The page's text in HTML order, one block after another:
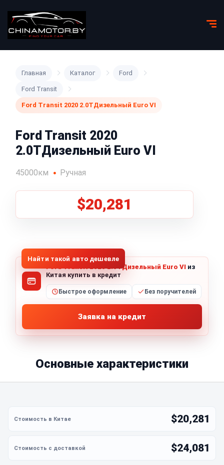
Главная Каталог Ford
Ford Transit
Ford Transit 2020 2.0TДизельный Euro VI
Ford Transit 2020
2.0TДизельный Euro VI
45000км Ручная
$20,281
Найти такой авто дешевле
Ford Transit 2020 2.0TДизельный Euro VI из
Китая купить в кредит
Быстрое оформление Без поручителей
Заявка на кредит
Основные характеристики
$20,281
$24,081